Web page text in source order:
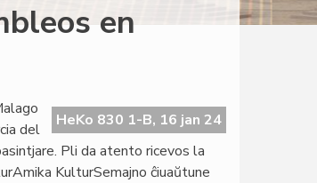
en
HeKo 830 1-B, 16 jan 24
del
Pli da atento ricevos la
KulturSemajno ĉiuaŭtune